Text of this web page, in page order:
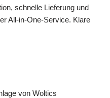
schnelle Lieferung und
All-in-One-Service. Klare
von Woltics